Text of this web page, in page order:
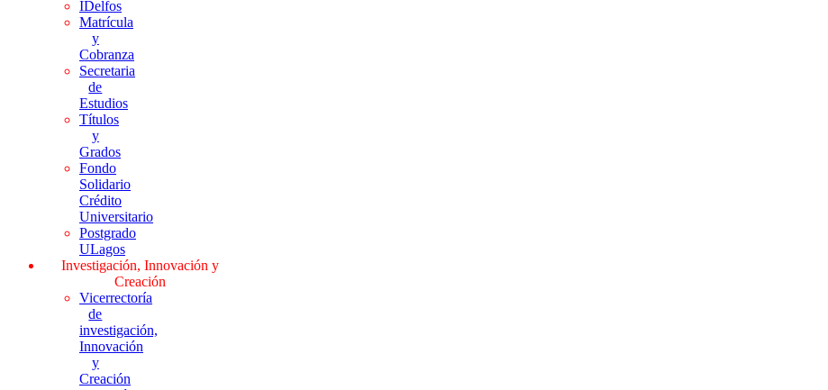
IDelfos
Matrícula
y
Cobranza
Secretaria
de
Estudios
Títulos
y
Grados
Fondo
Solidario
Crédito
Universitario
Postgrado
ULagos
Investigación, Innovación y
Creación
Vicerrectoría
de
investigación,
Innovación
y
Creación